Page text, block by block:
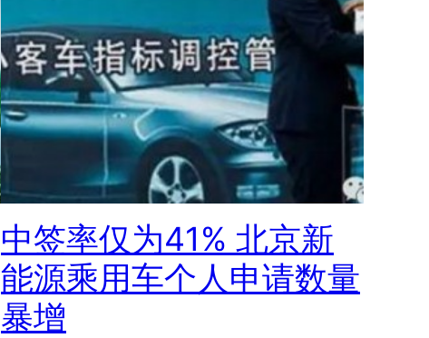
中签率仅为41% 北京新
能源乘用车个人申请数量
暴增